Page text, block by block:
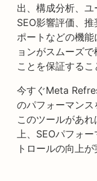
出、構成分析、ユ
SEO影響評価、
ポートなどの機
ョンがスムーズ
ことを保証するこ
今すぐMeta
のパフォーマンス
このツールがあ
上、SEOパフォ
トロールの向上が